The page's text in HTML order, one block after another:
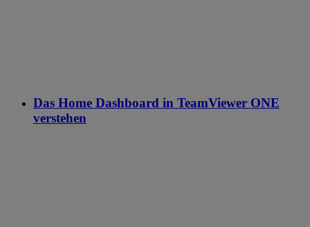
Das Home Dashboard in TeamViewer ONE
verstehen